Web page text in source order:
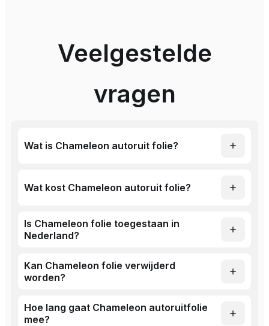
Veelgestelde
vragen
Wat is Chameleon autoruit folie?
Wat kost Chameleon autoruit folie?
Is Chameleon folie toegestaan in
Nederland?
Kan Chameleon folie verwijderd
worden?
Hoe lang gaat Chameleon autoruitfolie
mee?